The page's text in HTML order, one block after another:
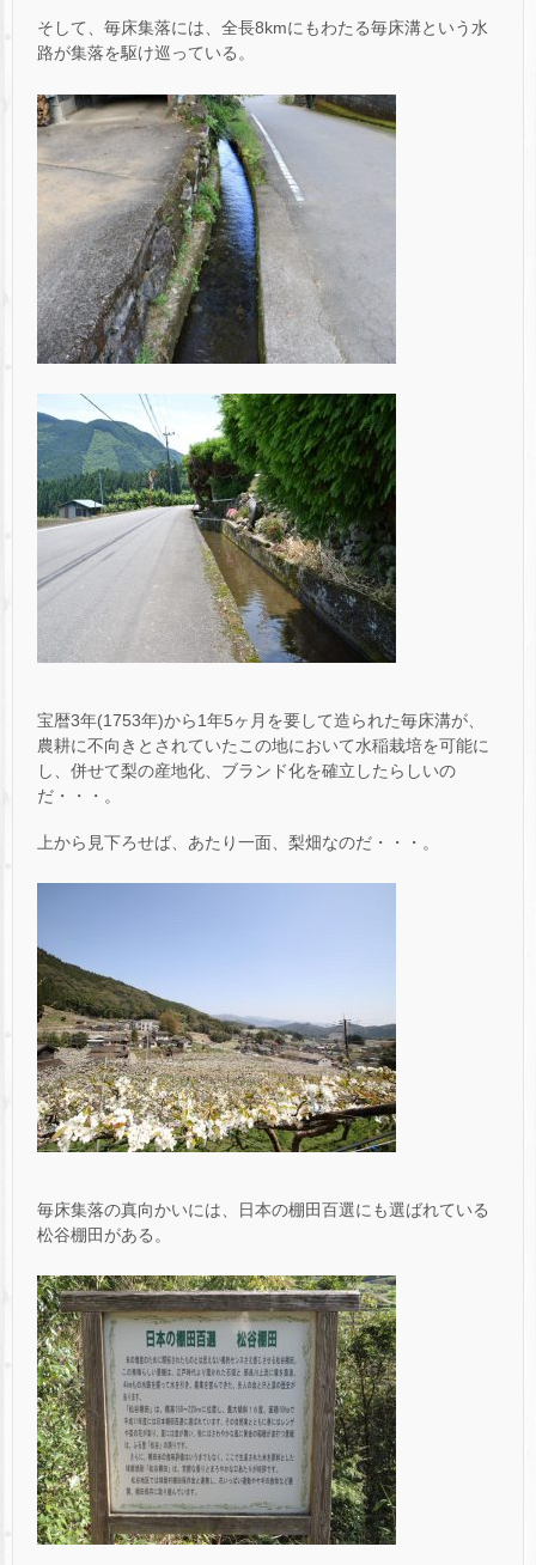
そして、毎床集落には、全長8kmにもわたる毎床溝という水
路が集落を駆け巡っている。
宝暦3年(1753年)から1年5ヶ月を要して造られた毎床溝が、
農耕に不向きとされていたこの地において水稲栽培を可能に
し、併せて梨の産地化、ブランド化を確立したらしいの
だ・・・。
上から見下ろせば、あたり一面、梨畑なのだ・・・。
毎床集落の真向かいには、日本の棚田百選にも選ばれている
松谷棚田がある。